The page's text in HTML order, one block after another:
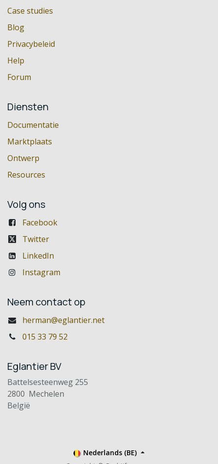
Case studies
Blog
Privacybeleid
Help
Forum
Diensten
Documentatie
Marktplaats
Ontwerp
Resources
Volg ons
Facebook
Twitter
LinkedIn
Instagram
Neem contact op
herman@eglantier.net
015 33 79 52
Eglantier BV
Battelsesteenweg 255
2800 Mechelen
België
Nederlands (BE)